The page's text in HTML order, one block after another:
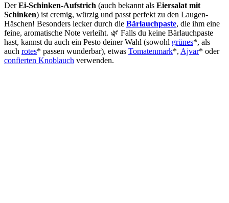
DerEi-Schinken-Aufstrich (auch bekannt als Eiersalat mit
Schinken) ist cremig, würzig und passt perfekt zu den Laugen-
Häschen! Besonders lecker durch die Bärlauchpaste, die ihm eine
feine, aromatische Note verleiht. 🌿 Falls du keine Bärlauchpaste
hast, kannst du auch ein Pesto deiner Wahl (sowohl grünes*, als
auch rotes* passen wunderbar), etwas Tomatenmark*, Ajvar* oder
confierten Knoblauch verwenden.